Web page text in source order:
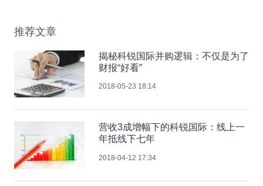
推荐文章
揭秘科锐国际并购逻辑：不仅是为了
财报“好看”
2018-05-23 18:14
营收3成增幅下的科锐国际：线上一
年抵线下七年
2018-04-12 17:34